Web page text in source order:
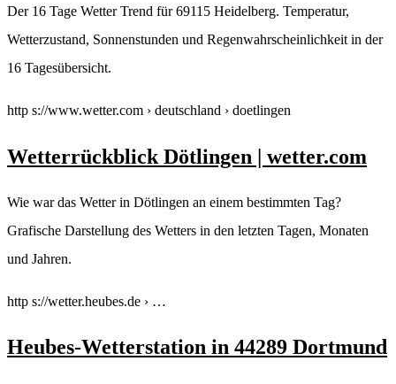
Der 16 Tage Wetter Trend für 69115 Heidelberg. Temperatur,
Wetterzustand, Sonnenstunden und Regenwahrscheinlichkeit in der
16 Tagesübersicht.
http s://www.wetter.com › deutschland › doetlingen
Wetterrückblick Dötlingen | wetter.com
Wie war das Wetter in Dötlingen an einem bestimmten Tag?
Grafische Darstellung des Wetters in den letzten Tagen, Monaten
und Jahren.
http s://wetter.heubes.de › …
Heubes-Wetterstation in 44289 Dortmund